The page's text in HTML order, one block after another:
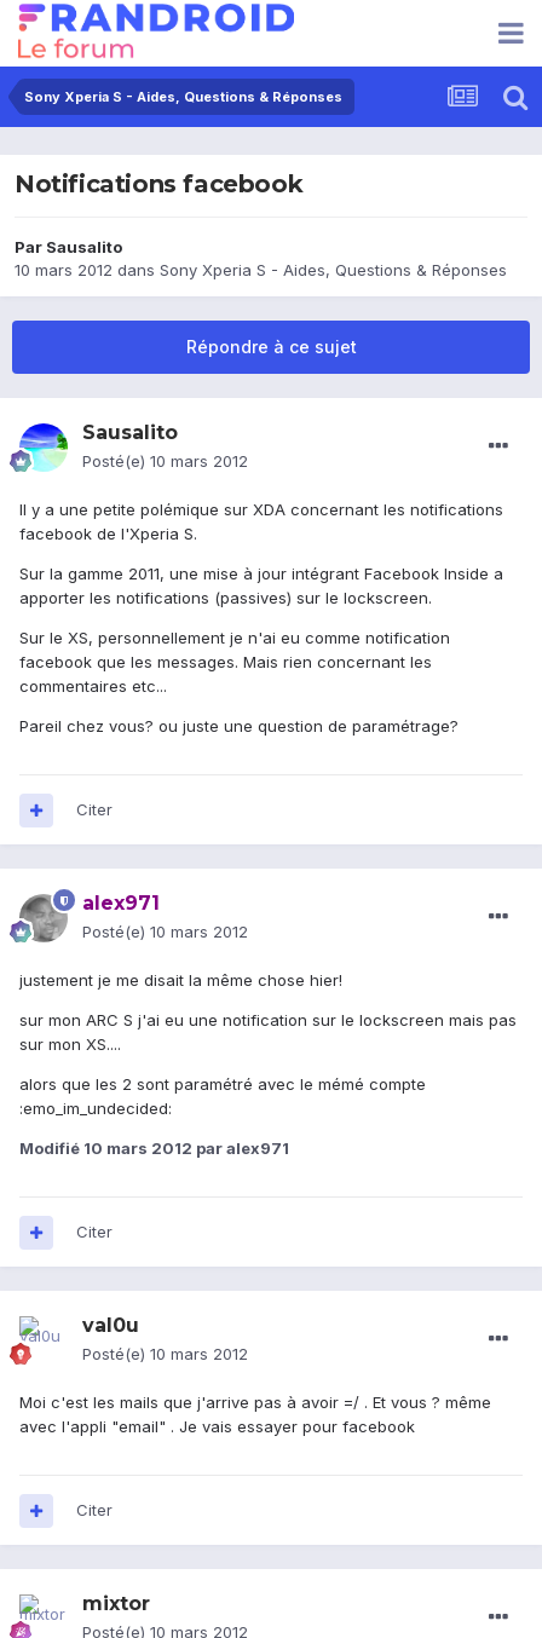
Sony Xperia S - Aides, Questions & Réponses
Notifications facebook
Par Sausalito
10 mars 2012 dans Sony Xperia S - Aides, Questions & Réponses
Répondre à ce sujet
Sausalito
Posté(e) 10 mars 2012
Il y a une petite polémique sur XDA concernant les notifications
facebook de l'Xperia S.
Sur la gamme 2011, une mise à jour intégrant Facebook Inside a
apporter les notifications (passives) sur le lockscreen.
Sur le XS, personnellement je n'ai eu comme notification
facebook que les messages. Mais rien concernant les
commentaires etc...
Pareil chez vous? ou juste une question de paramétrage?
Citer
alex971
Posté(e) 10 mars 2012
justement je me disait la même chose hier!
sur mon ARC S j'ai eu une notification sur le lockscreen mais pas
sur mon XS....
alors que les 2 sont paramétré avec le mémé compte
:emo_im_undecided:
Modifié 10 mars 2012 par alex971
Citer
val0u
Posté(e) 10 mars 2012
Moi c'est les mails que j'arrive pas à avoir =/ . Et vous ? même
avec l'appli "email" . Je vais essayer pour facebook
Citer
mixtor
Posté(e) 10 mars 2012